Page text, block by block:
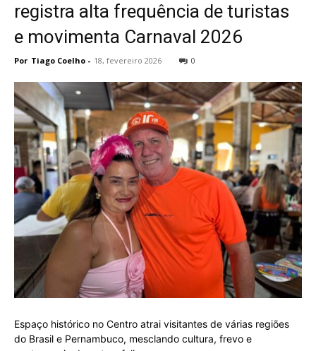
registra alta frequência de turistas
e movimenta Carnaval 2026
Por Tiago Coelho - 18, fevereiro 2026 0
Espaço histórico no Centro atrai visitantes de várias regiões
do Brasil e Pernambuco, mesclando cultura, frevo e